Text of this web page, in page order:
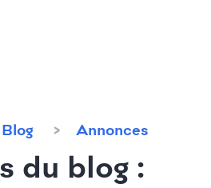
Blog Annonces
du blog :